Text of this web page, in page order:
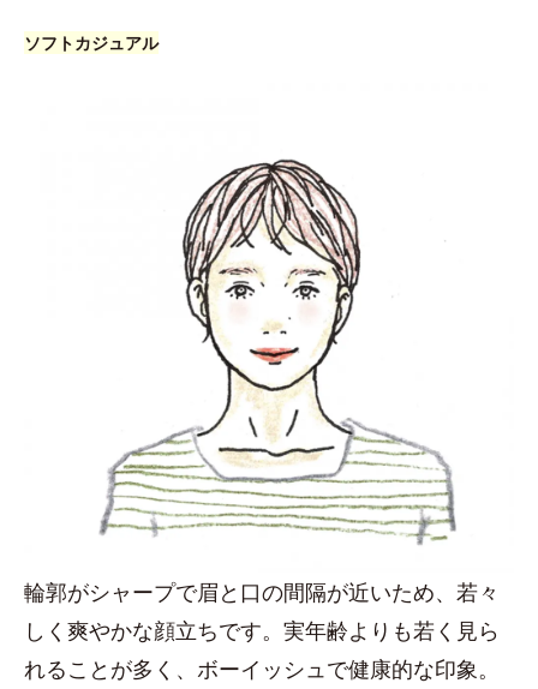
ソフトカジュアル
輪郭がシャープで眉と口の間隔が近いため、若々
しく爽やかな顔立ちです。実年齢よりも若く見ら
れることが多く、ボーイッシュで健康的な印象。